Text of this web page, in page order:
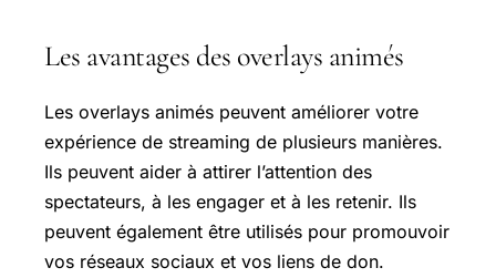
Les avantages des overlays animés
Les overlays animés peuvent améliorer votre
expérience de streaming de plusieurs manières.
Ils peuvent aider à attirer l’attention des
spectateurs, à les engager et à les retenir. Ils
peuvent également être utilisés pour promouvoir
vos réseaux sociaux et vos liens de don.